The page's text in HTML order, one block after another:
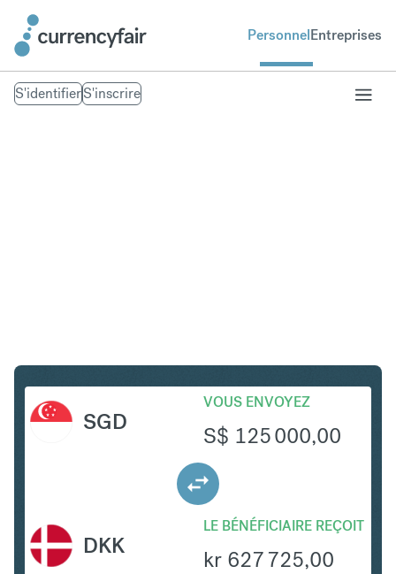
PersonnelEntreprises
S'identifierS'inscrire
SGD
VOUS ENVOYEZ
S$ 125 000,00
LE BÉNÉFICIAIRE REÇOIT
kr 627 725,00
DKK